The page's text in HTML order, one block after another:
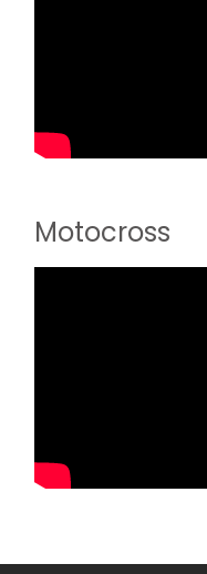
Motocross